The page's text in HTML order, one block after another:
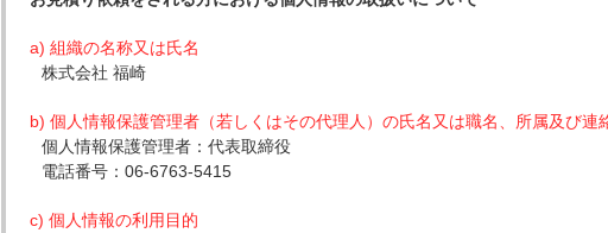
a) 組織の名称又は氏名
株式会社 福崎
b) 個人情報保護管理者（若しくはその代理人）の氏名又は職名、所属及び連
個人情報保護管理者：代表取締役
電話番号：06-6763-5415
c) 個人情報の利用目的